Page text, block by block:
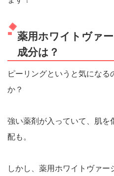
薬用ホワイトヴァ
成分は？
ピーリングというと気になる
か？
強い薬剤が入っていて、肌を
配も。
しかし、薬用ホワイトヴァ